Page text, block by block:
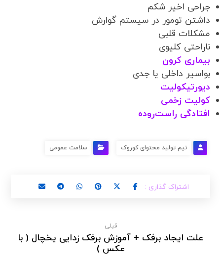
جراحی اخیر شکم
داشتن تومور در سیستم گوارش
مشکلات قلبی
ناراحتی کلیوی
بیماری کرون
بواسیر داخلی یا جدی
دیورتیکولیت
کولیت زخمی
افتادگی راست‌روده
تیم تولید محتوای کوروک سلامت عمومی
قبلی
علت ایجاد برفک + آموزش برفک زدایی یخچال ( با
عکس )